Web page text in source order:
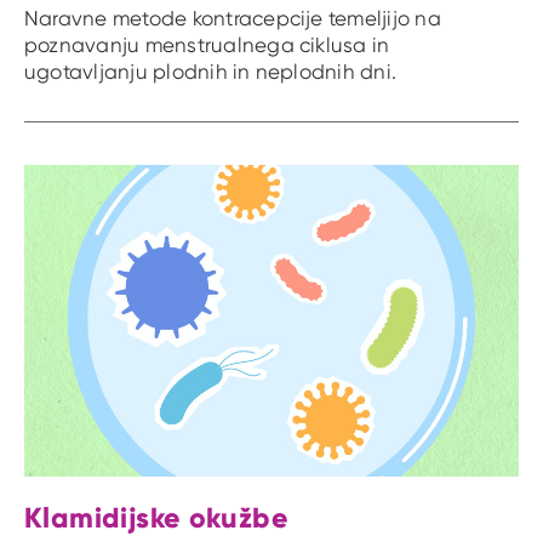
Naravne metode kontracepcije temeljijo na
poznavanju menstrualnega ciklusa in
ugotavljanju plodnih in neplodnih dni.
Klamidijske okužbe